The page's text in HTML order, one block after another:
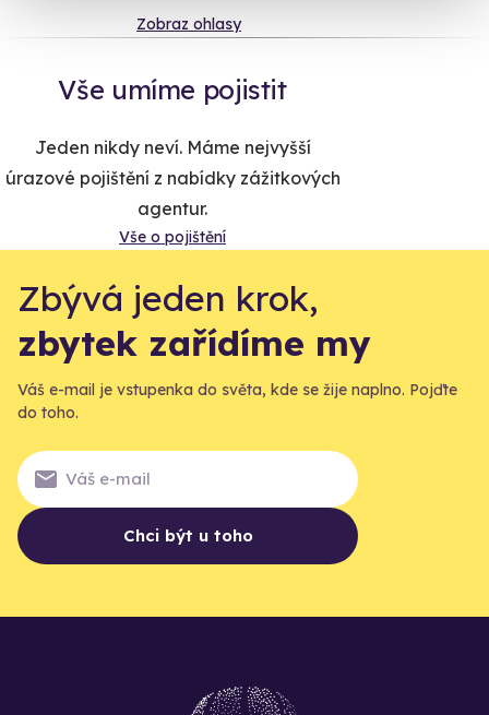
Zobraz ohlasy
Vše umíme pojistit
Jeden nikdy neví. Máme nejvyšší
úrazové pojištění z nabídky zážitkových
agentur.
Vše o pojištění
Zbývá jeden krok,
zbytek zařídíme my
Váš e-mail je vstupenka do světa, kde se žije naplno. Pojďte
do toho.
Chci být u toho